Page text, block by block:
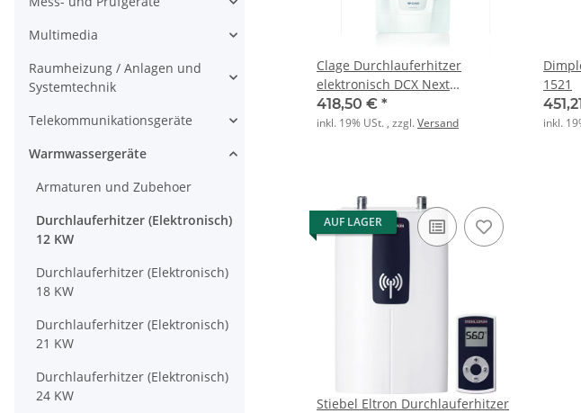
Clage Durchlauferhitzer
elektronisch DCX Next
18/21/24/27kW
418,50 € *
inkl. 19% USt. , zzgl.Versand
1521
inkl.
AUF LAGER
Stiebel Eltron Durchlauferhitzer
Multimedia
Raumheizung / Anlagen und
Systemtechnik
Telekommunikationsgeräte
Warmwassergeräte
Armaturen und Zubehoer
Durchlauferhitzer (Elektronisch)
12 KW
Durchlauferhitzer (Elektronisch)
18 KW
Durchlauferhitzer (Elektronisch)
21 KW
Durchlauferhitzer (Elektronisch)
24 KW